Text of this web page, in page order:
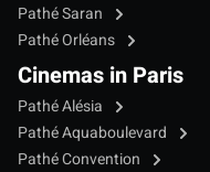
Pathé Saran
Pathé Orléans
Cinemas in Paris
Pathé Alésia
Pathé Aquaboulevard
Pathé Convention